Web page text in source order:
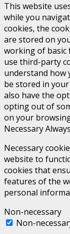
This website
while you
cookies, the
are stored on
working of basic
use third-party
understand how
be stored in
also have the
opting out of
on your
Necessary
Necessary
website to
cookies that
features of the
personal
Non-necessary
Non-